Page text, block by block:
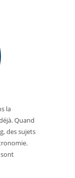
la
Quand
des sujets
sont